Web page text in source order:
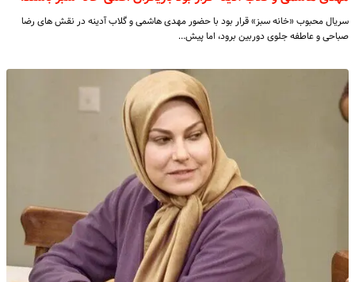
سریال محبوب «خانه سبز» قرار بود با حضور مهدی هاشمی و گلاب آدینه در نقش های رضا
صباحی و عاطفه جلوی دوربین برود، اما پیش…